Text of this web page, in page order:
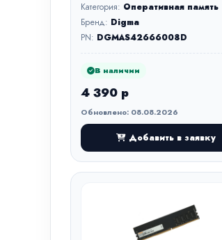
Категория: Оперативная память
Бренд: Digma
PN: DGMAS42666008D
В наличии
4 390 р
Обновлено: 08.08.2026
Добавить в заявку